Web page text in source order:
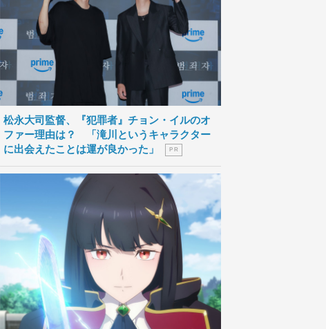
松永大司監督、『犯罪者』チョン・イルのオ
ファー理由は？ 「滝川というキャラクター
に出会えたことは運が良かった」
P R